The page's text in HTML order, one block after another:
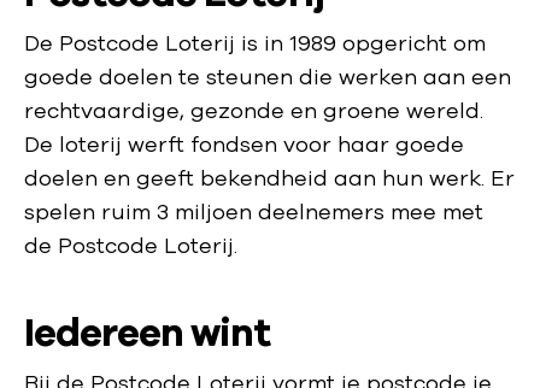
De Postcode Loterij is in 1989 opgericht om
goede doelen te steunen die werken aan een
rechtvaardige, gezonde en groene wereld.
De loterij werft fondsen voor haar goede
doelen en geeft bekendheid aan hun werk. Er
spelen ruim 3 miljoen deelnemers mee met
de Postcode Loterij.
Iedereen wint